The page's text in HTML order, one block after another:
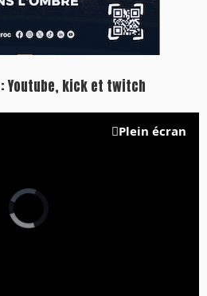
: Youtube, kick et twitch
Plein écran